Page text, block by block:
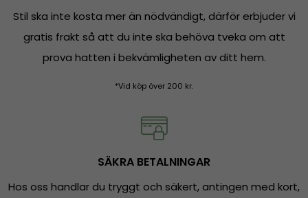
Stil ska inte kosta mer än nödvändigt, därför erbjuder vi
gratis frakt så att du inte ska behöva tveka om att
prova hatten i bekvämligheten av ditt hem.
*Vid köp över 200 kr.
SÄKRA BETALNINGAR
Hos oss handlar du tryggt och säkert, antingen med kort,